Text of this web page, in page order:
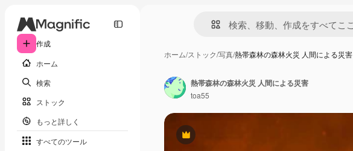
作成
ホーム
検索
ストック
もっと詳しく
すべてのツール
ホーム/ストック/写真/熱帯森林の森林火災 人間による災害
Premium
熱帯森林の森林火災 人間による災害
toa55